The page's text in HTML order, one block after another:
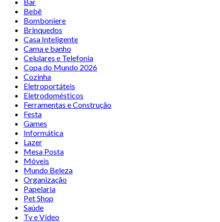
Bebê
Bomboniere
Brinquedos
Casa Inteligente
Cama e banho
Celulares e Telefonia
Copa do Mundo 2026
Cozinha
Eletroportáteis
Eletrodomésticos
Ferramentas e Construção
Festa
Games
Informática
Lazer
Mesa Posta
Móveis
Mundo Beleza
Organização
Papelaria
Pet Shop
Saúde
Tv e Vídeo